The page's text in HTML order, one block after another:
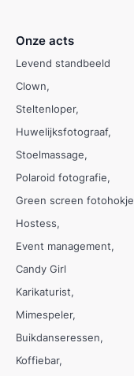
Onze acts
Levend standbeeld
Clown
Steltenloper
Huwelijksfotograaf
Stoelmassage
Polaroid fotografie
Green screen fotohokje
Hostess
Event management
Candy Girl
Karikaturist
Mimespeler
Buikdanseressen
Koffiebar